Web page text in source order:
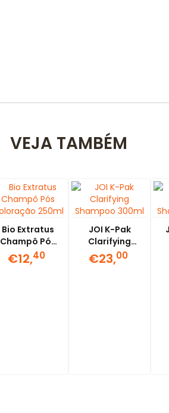
VEJA TAMBÉM
Bio Extratus
Champô Pós
Coloração
250ml
€12,40
JOI K-Pak
Clarifying
Shampoo
300ml
€23,00